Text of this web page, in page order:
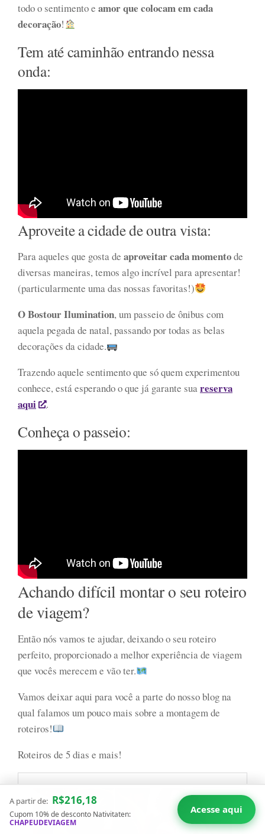
todo o sentimento e amor que colocam em cada
decoração!
Tem até caminhão entrando nessa
onda:
Aproveite a cidade de outra vista:
Para aqueles que gosta de aproveitar cada momentode
diversas maneiras, temos algo incrível para apresentar!
(particularmente uma das nossas favoritas!)
O Bostour Ilumination, um passeio de ônibus com
aquela pegada de natal, passando por todas as belas
decorações da cidade.
Trazendo aquele sentimento que só quem experimentou
conhece, está esperando o que já garante suareserva
aqui
.
Conheça o passeio:
Achando difícil montar o seu roteiro
de viagem?
Então nós vamos te ajudar, deixando o seu roteiro
perfeito, proporcionado a melhor experiência de viagem
que vocês merecem e vão ter.
Vamos deixar aqui para você a parte do nosso blog na
qual falamos um pouco mais sobre a montagem de
roteiros!
Roteiros de 5 dias e mais!
A partir de: R$216,18
Cupom 10% de desconto Nativitaten:
CHAPEUDEVIAGEM
Acesse aqui